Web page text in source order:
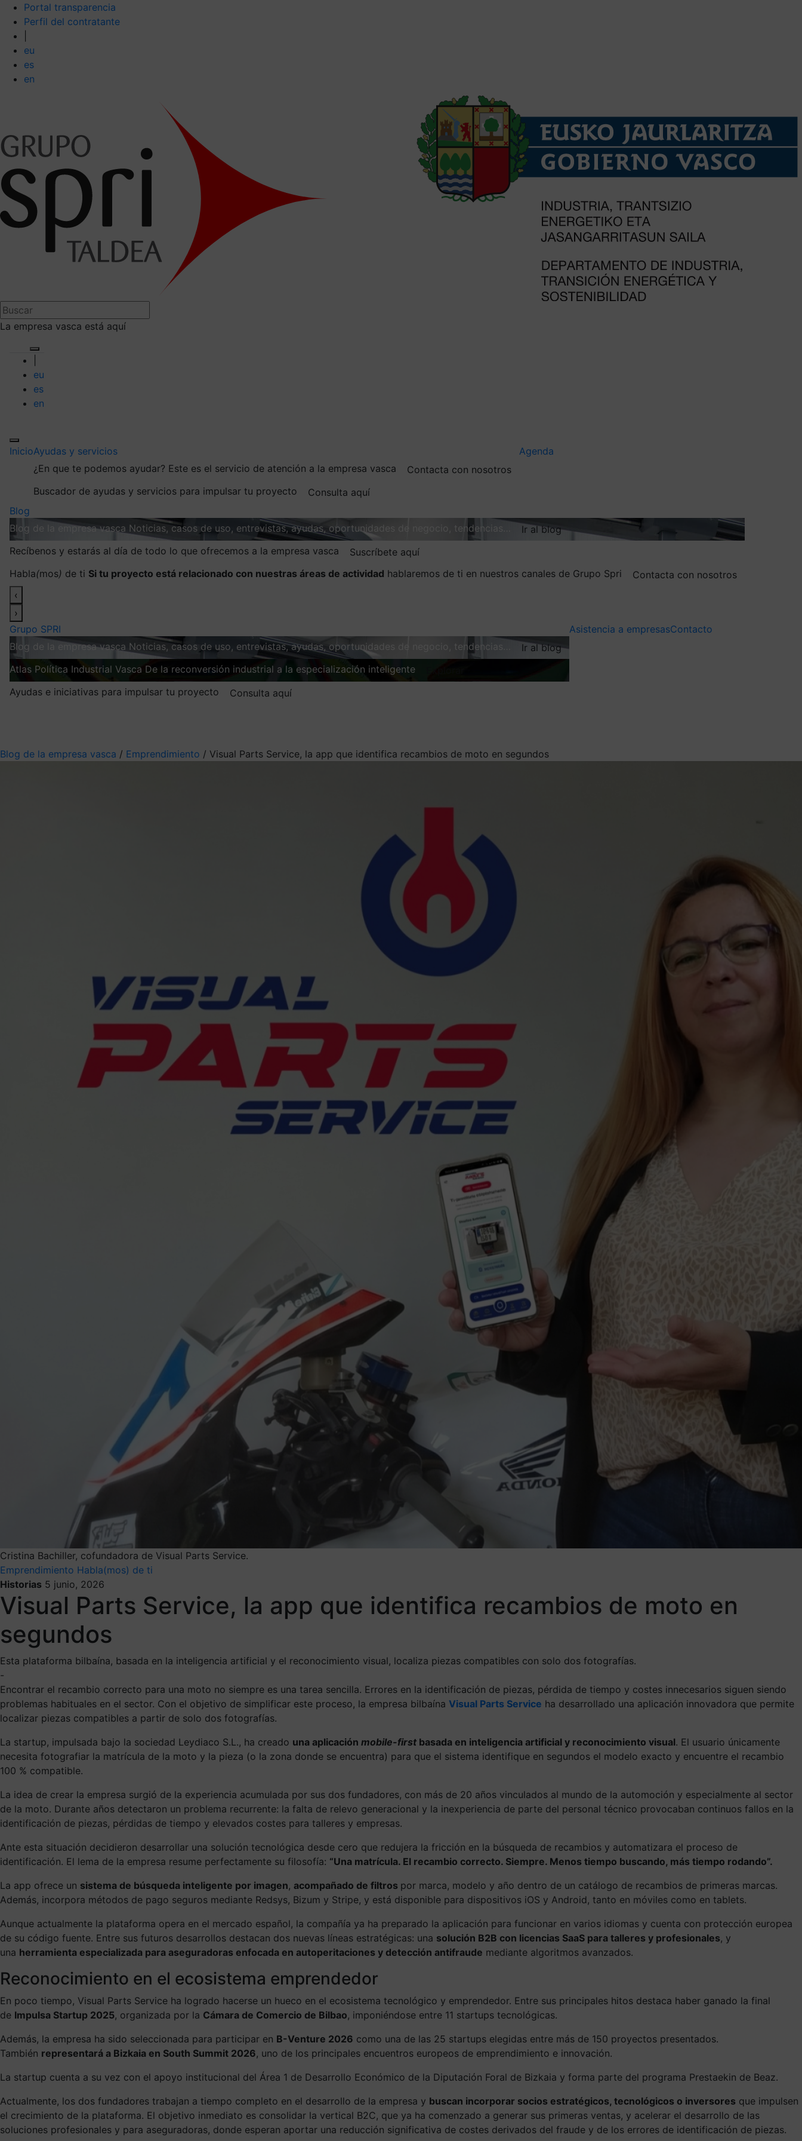
Portal transparencia
Perfil del contratante
eu
es
en
La empresa vasca está aquí
eu
es
en
InicioAyudas y servicios
¿En que te podemos ayudar? Este es el servicio de atención a la empresa vasca
Contacta con nosotros
Buscador de ayudas y servicios para impulsar tu proyecto
Consulta aquí
Agenda
Blog
Blog de la empresa vasca Noticias, casos de uso, entrevistas, ayudas, oportunidades de negocio, tendencias…
Ir al blog
Recíbenos y estarás al día de todo lo que ofrecemos a la empresa vasca
Suscríbete aquí
Habla(mos) de ti Si tu proyecto está relacionado con nuestras áreas de actividad hablaremos de ti en nuestros canales de Grupo Spri
Contacta con nosotros
‹
›
Grupo SPRI
Blog de la empresa vasca Noticias, casos de uso, entrevistas, ayudas, oportunidades de negocio, tendencias…
Ir al blog
Atlas Política Industrial Vasca De la reconversión industrial a la especialización inteligente
Ayudas e iniciativas para impulsar tu proyecto
Consulta aquí
Asistencia a empresasContacto
Blog de la empresa vasca / Emprendimiento / Visual Parts Service, la app que identifica recambios de moto en segundos
Cristina Bachiller, cofundadora de Visual Parts Service.
Emprendimiento Habla(mos) de ti
Historias 5 junio, 2026
Visual Parts Service, la app que identifica recambios de moto en
segundos
Esta plataforma bilbaína, basada en la inteligencia artificial y el reconocimiento visual, localiza piezas compatibles con solo dos fotografías.
-
Encontrar el recambio correcto para una moto no siempre es una tarea sencilla. Errores en la identificación de piezas, pérdida de tiempo y costes innecesarios siguen siendo
problemas habituales en el sector. Con el objetivo de simplificar este proceso, la empresa bilbaína Visual Parts Service ha desarrollado una aplicación innovadora que permite
localizar piezas compatibles a partir de solo dos fotografías.
La startup, impulsada bajo la sociedad Leydiaco S.L., ha creado una aplicación mobile-first basada en inteligencia artificial y reconocimiento visual. El usuario únicamente
necesita fotografiar la matrícula de la moto y la pieza (o la zona donde se encuentra) para que el sistema identifique en segundos el modelo exacto y encuentre el recambio
100 % compatible.
La idea de crear la empresa surgió de la experiencia acumulada por sus dos fundadores, con más de 20 años vinculados al mundo de la automoción y especialmente al sector
de la moto. Durante años detectaron un problema recurrente: la falta de relevo generacional y la inexperiencia de parte del personal técnico provocaban continuos fallos en la
identificación de piezas, pérdidas de tiempo y elevados costes para talleres y empresas.
Ante esta situación decidieron desarrollar una solución tecnológica desde cero que redujera la fricción en la búsqueda de recambios y automatizara el proceso de
identificación. El lema de la empresa resume perfectamente su filosofía: “Una matrícula. El recambio correcto. Siempre. Menos tiempo buscando, más tiempo rodando”.
La app ofrece un sistema de búsqueda inteligente por imagen, acompañado de filtros por marca, modelo y año dentro de un catálogo de recambios de primeras marcas.
Además, incorpora métodos de pago seguros mediante Redsys, Bizum y Stripe, y está disponible para dispositivos iOS y Android, tanto en móviles como en tablets.
Aunque actualmente la plataforma opera en el mercado español, la compañía ya ha preparado la aplicación para funcionar en varios idiomas y cuenta con protección europea
de su código fuente. Entre sus futuros desarrollos destacan dos nuevas líneas estratégicas: una solución B2B con licencias SaaS para talleres y profesionales, y
una herramienta especializada para aseguradoras enfocada en autoperitaciones y detección antifraude mediante algoritmos avanzados.
Reconocimiento en el ecosistema emprendedor
En poco tiempo, Visual Parts Service ha logrado hacerse un hueco en el ecosistema tecnológico y emprendedor. Entre sus principales hitos destaca haber ganado la final
de Impulsa Startup 2025, organizada por la Cámara de Comercio de Bilbao, imponiéndose entre 11 startups tecnológicas.
Además, la empresa ha sido seleccionada para participar en B-Venture 2026 como una de las 25 startups elegidas entre más de 150 proyectos presentados.
También representará a Bizkaia en South Summit 2026, uno de los principales encuentros europeos de emprendimiento e innovación.
La startup cuenta a su vez con el apoyo institucional del Área 1 de Desarrollo Económico de la Diputación Foral de Bizkaia y forma parte del programa Prestaekin de Beaz.
Actualmente, los dos fundadores trabajan a tiempo completo en el desarrollo de la empresa y buscan incorporar socios estratégicos, tecnológicos o inversores que impulsen
el crecimiento de la plataforma. El objetivo inmediato es consolidar la vertical B2C, que ya ha comenzado a generar sus primeras ventas, y acelerar el desarrollo de las
soluciones profesionales y para aseguradoras, donde esperan aportar una reducción significativa de costes derivados del fraude y de los errores de identificación de piezas.